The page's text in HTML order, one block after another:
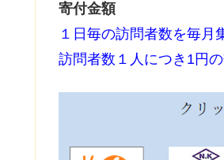
寄付金額
１日毎の訪問者数を毎月
訪問者数１人につき1円の